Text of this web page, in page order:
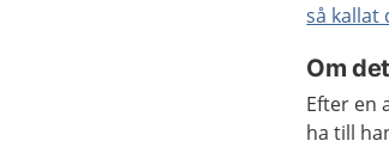
så kallat
Om
Efter en
ha till